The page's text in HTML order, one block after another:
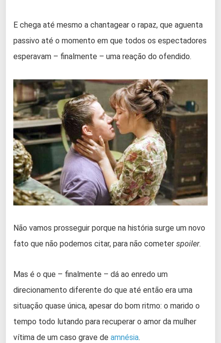
E chega até mesmo a chantagear o rapaz, que aguenta
passivo até o momento em que todos os espectadores
esperavam – finalmente – uma reação do ofendido.
Não vamos prosseguir porque na história surge um novo
fato que não podemos citar, para não cometer spoiler.
Mas é o que – finalmente – dá ao enredo um
direcionamento diferente do que até então era uma
situação quase única, apesar do bom ritmo: o marido o
tempo todo lutando para recuperar o amor da mulher
vítima de um caso grave de amnésia.